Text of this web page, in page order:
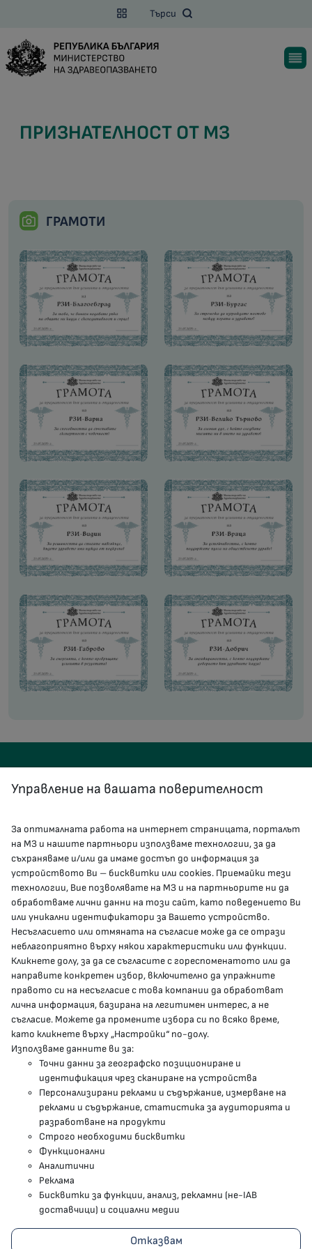
Търси
ПРИЗНАТЕЛНОСТ ОТ МЗ
ГРАМОТИ
КОНТАКТИ
гр.София, 1000, пл. „Света Неделя“ №5
delovodstvo@mh.government.bg
presscenter@mh.government.bg
МЗ В СОЦИАЛНИТЕ МРЕЖИ
Facebook страница
Instragram профил
YouTube канал
Threads профил
Карта на сайта
Бисквитки
Условия за използване
Поверителност
Управление на вашата поверителност
За оптималната работа на интернет страницата, порталът
на МЗ и нашите партньори използваме технологии, за да
съхраняваме и/или да имаме достъп до информация за
устройството Ви – бисквитки или cookies. Приемайки тези
технологии, Вие позволявате на МЗ и на партньорите ни да
обработваме лични данни на този сайт, като поведението Ви
или уникални идентификатори за Вашето устройство.
Несъгласието или отмяната на съгласие може да се отрази
неблагоприятно върху някои характеристики или функции.
Кликнете долу, за да се съгласите с гореспоменатото или да
направите конкретен избор, включително да упражните
правото си на несъгласие с това компании да обработват
лична информация, базирана на легитимен интерес, а не
съгласие. Можете да промените избора си по всяко време,
като кликнете върху „Настройки“ по-долу.
Използваме данните ви за:
Точни данни за географско позициониране и
идентификация чрез сканиране на устройства
Персонализирани реклами и съдържание, измерване на
реклами и съдържание, статистика за аудиторията и
разработване на продукти
Строго необходими бисквитки
Функционални
Аналитични
Реклама
Бисквитки за функции, анализ, рекламни (не-IAB
доставчици) и социални медии
Отказвам